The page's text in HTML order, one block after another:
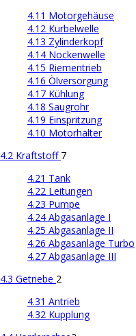
4.11 Motorgehäuse
4.12 Kurbelwelle
4.13 Zylinderkopf
4.14 Nockenwelle
4.15 Riementrieb
4.16 Ölversorgung
4.17 Kühlung
4.18 Saugrohr
4.19 Einspritzung
4.10 Motorhalter
4.2 Kraftstoff 7
4.21 Tank
4.22 Leitungen
4.23 Pumpe
4.24 Abgasanlage I
4.25 Abgasanlage II
4.26 Abgasanlage Turbo
4.27 Abgasanlage III
4.3 Getriebe 2
4.31 Antrieb
4.32 Kupplung